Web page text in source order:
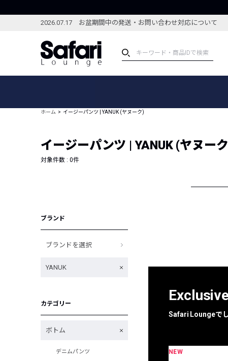
2026.07.17 お盆期間中の発送・お問い合わせ対応について
ブランドから探す
新着アイテム
編集部のおすすめアイテム
コーディネート
ホーム イージーパンツ | YANUK (ヤヌーク)
イージーパンツ | YANUK (ヤヌー
対象件数 : 0件
ブランド
ブランドを選択
YANUK
カテゴリー
ボトム
デニムパンツ
Safari Loungeで
NEW